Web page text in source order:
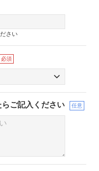
さい
必須
ご記入ください 任意